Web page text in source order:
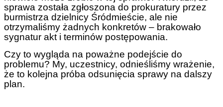
sprawa została zgłoszona do prokuratury przez
burmistrza dzielnicy Śródmieście, ale nie
otrzymaliśmy żadnych konkretów – brakowało
sygnatur akt i terminów postępowania.
Czy to wygląda na poważne podejście do
problemu? My, uczestnicy, odnieśliśmy wrażenie,
że to kolejna próba odsunięcia sprawy na dalszy
plan.